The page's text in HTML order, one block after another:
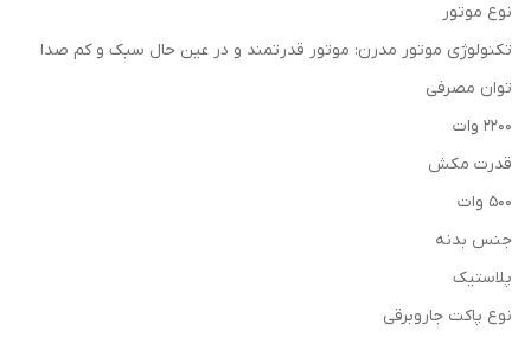
نوع موتور
تکنولوژی موتور مدرن: موتور قدرتمند و در عین حال سبک و کم صدا
توان مصرفی
2200 وات
قدرت مکش
500 وات
جنس بدنه
پلاستیک
نوع پاکت جاروبرقی